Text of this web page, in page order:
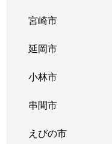
南横市町
南横市町
南横市町
蓑原町
蓑原町
宮崎市
延岡市
小林市
串間市
えびの市